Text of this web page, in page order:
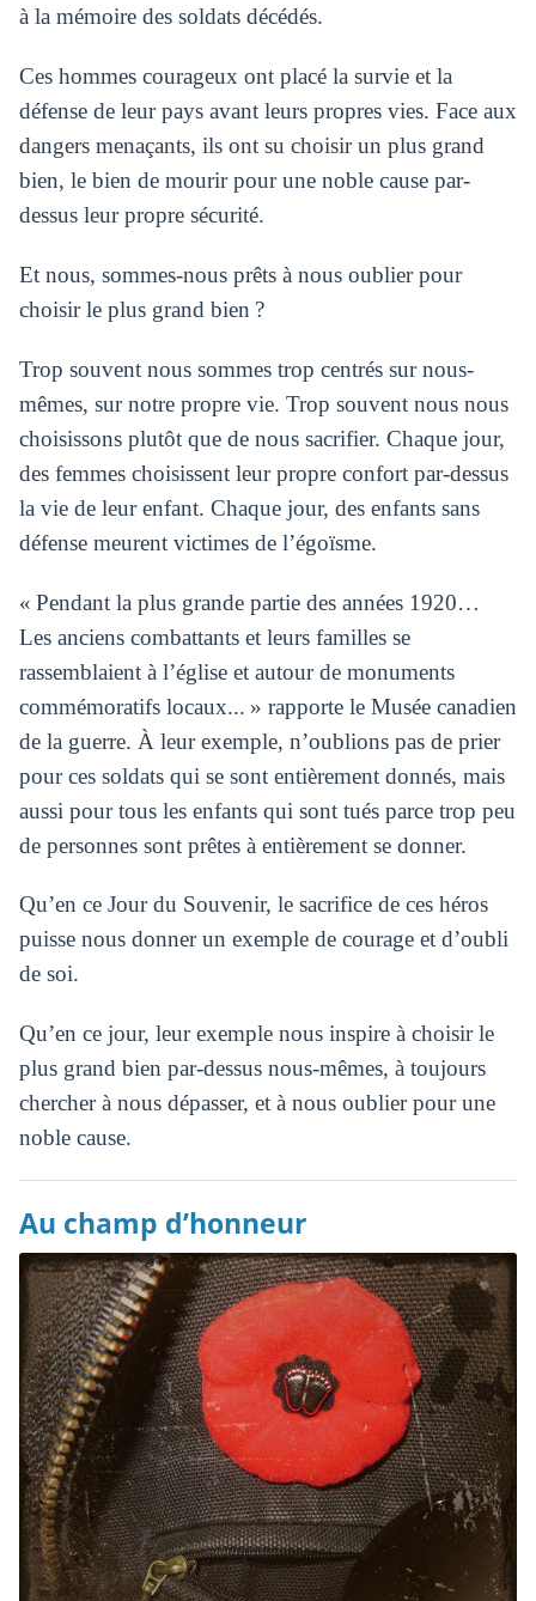
à la mémoire des soldats décédés.
Ces hommes courageux ont placé la survie et la
défense de leur pays avant leurs propres vies. Face aux
dangers menaçants, ils ont su choisir un plus grand
bien, le bien de mourir pour une noble cause par-
dessus leur propre sécurité.
Et nous, sommes-nous prêts à nous oublier pour
choisir le plus grand bien ?
Trop souvent nous sommes trop centrés sur nous-
mêmes, sur notre propre vie. Trop souvent nous nous
choisissons plutôt que de nous sacrifier. Chaque jour,
des femmes choisissent leur propre confort par-dessus
la vie de leur enfant. Chaque jour, des enfants sans
défense meurent victimes de l’égoïsme.
« Pendant la plus grande partie des années 1920…
Les anciens combattants et leurs familles se
rassemblaient à l’église et autour de monuments
commémoratifs locaux... » rapporte le Musée canadien
de la guerre. À leur exemple, n’oublions pas de prier
pour ces soldats qui se sont entièrement donnés, mais
aussi pour tous les enfants qui sont tués parce trop peu
de personnes sont prêtes à entièrement se donner.
Qu’en ce Jour du Souvenir, le sacrifice de ces héros
puisse nous donner un exemple de courage et d’oubli
de soi.
Qu’en ce jour, leur exemple nous inspire à choisir le
plus grand bien par-dessus nous-mêmes, à toujours
chercher à nous dépasser, et à nous oublier pour une
noble cause.
Au champ d’honneur